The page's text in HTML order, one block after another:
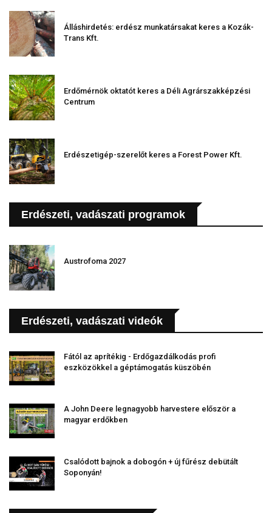
Álláshirdetés: erdész munkatársakat keres a Kozák-
Trans Kft.
Erdőmérnök oktatót keres a Déli Agrárszakképzési
Centrum
Erdészetigép-szerelőt keres a Forest Power Kft.
Erdészeti, vadászati programok
Austrofoma 2027
Erdészeti, vadászati videók
Fától az aprítékig - Erdőgazdálkodás profi
eszközökkel a géptámogatás küszöbén
A John Deere legnagyobb harvestere először a
magyar erdőkben
Csalódott bajnok a dobogón + új fűrész debütált
Soponyán!